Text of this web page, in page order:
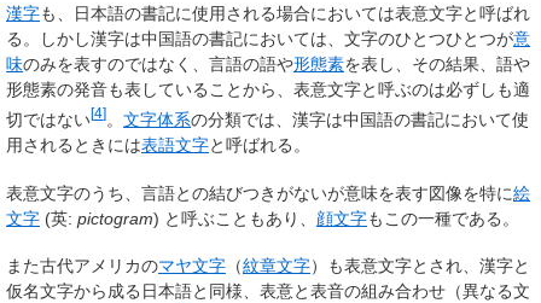
漢字も、日本語の書記に使用される場合においては表意文字と呼ばれ
る。しかし漢字は中国語の書記においては、文字のひとつひとつが意
味のみを表すのではなく、言語の語や形態素を表し、その結果、語や
形態素の発音も表していることから、表意文字と呼ぶのは必ずしも適
切ではない[4] 。 文字体系の分類では、漢字は中国語の書記において使
用されるときには表語文字と呼ばれる。
表意文字のうち、言語との結びつきがないが意味を表す図像を特に絵
文字 (英: pictogram) と呼ぶこともあり、 顔文字もこの一種である。
また古代アメリカのマヤ文字 （紋章文字）も表意文字とされ、漢字と
仮名文字から成る日本語と同様、表意と表音の組み合わせ（異なる文